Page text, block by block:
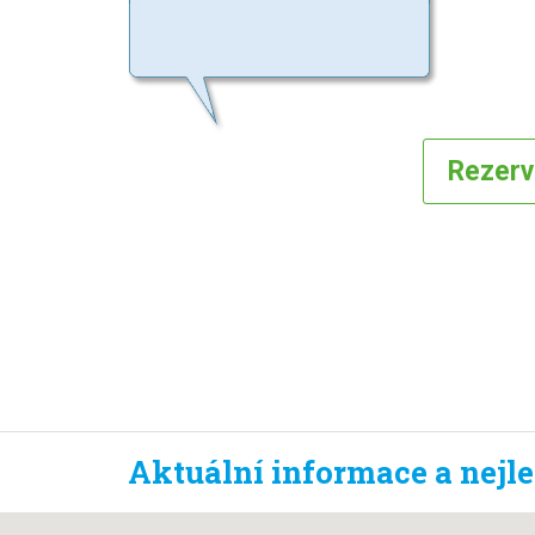
Aktuální informace a